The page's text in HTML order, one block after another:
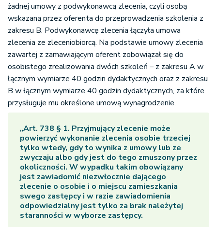
żadnej umowy z podwykonawcą zlecenia, czyli osobą
wskazaną przez oferenta do przeprowadzenia szkolenia z
zakresu B. Podwykonawcę zlecenia łączyła umowa
zlecenia ze zleceniobiorcą. Na podstawie umowy zlecenia
zawartej z zamawiającym oferent zobowiązał się do
osobistego zrealizowania dwóch szkoleń – z zakresu A w
łącznym wymiarze 40 godzin dydaktycznych oraz z zakresu
B w łącznym wymiarze 40 godzin dydaktycznych, za które
przysługuje mu określone umową wynagrodzenie.
„Art. 738 § 1. Przyjmujący zlecenie może
powierzyć wykonanie zlecenia osobie trzeciej
tylko wtedy, gdy to wynika z umowy lub ze
zwyczaju albo gdy jest do tego zmuszony przez
okoliczności. W wypadku takim obowiązany
jest zawiadomić niezwłocznie dającego
zlecenie o osobie i o miejscu zamieszkania
swego zastępcy i w razie zawiadomienia
odpowiedzialny jest tylko za brak należytej
staranności w wyborze zastępcy.